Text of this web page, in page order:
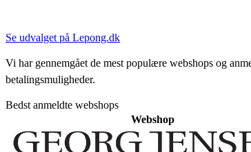
Se udvalget på Lepong.dk
Vi har gennemgået de mest populære webshops og
betalingsmuligheder.
Bedst anmeldte webshops
Webshop